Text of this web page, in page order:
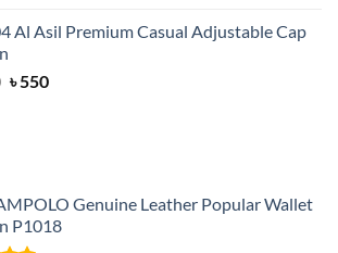
was: is:
Al Asil Premium Casual Adjustable Cap
Original
৳550Current
Genuine Leather Popular Wallet
P1018